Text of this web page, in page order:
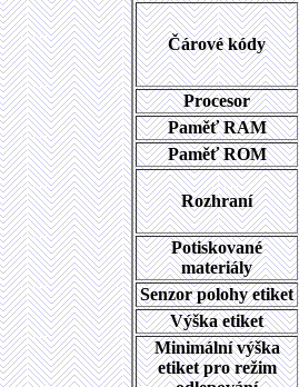
Čárové kódy
Procesor
Paměť RAM
Paměť ROM
Rozhraní
Potiskované
materiály
Senzor polohy etiket
Výška etiket
Minimální výška
etiket pro režim